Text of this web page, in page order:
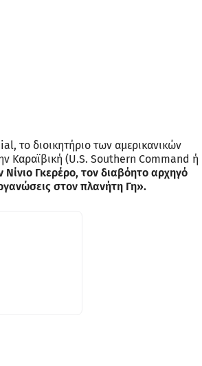
το διοικητήριο των αμερικανικών
Καραϊβική (U.S. Southern Command ή
Γκερέρο, τον διαβόητο αρχηγό
στον πλανήτη Γη».